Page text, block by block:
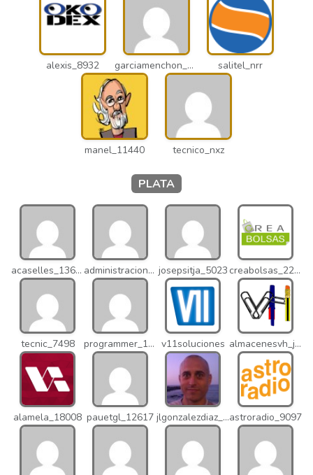
alexis_8932 garciamenchon_puz salitel_nrr
manel_11440 tecnico_nxz
PLATA
acaselles_13670 administracion_nhd josepsitja_5023 creabolsas_22110
tecnic_7498 programmer_12837 v11soluciones almacenesvh_jo2
alamela_18008 pauetgl_12617 jlgonzalezdiaz_12316astroradio_9097